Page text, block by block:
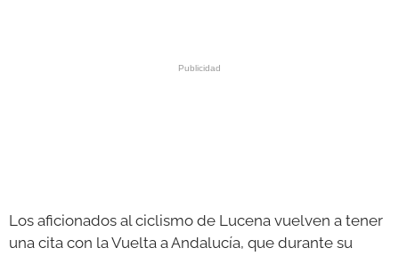
GALERÍAS
Los aficionados al ciclismo de Lucena vuelven a tener
una cita con la Vuelta a Andalucía, que durante su